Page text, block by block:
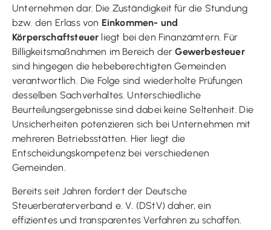
Unternehmen dar. Die Zuständigkeit für die Stundung
bzw. den Erlass von Einkommen- und
Körperschaftsteuer liegt bei den Finanzämtern. Für
Billigkeitsmaßnahmen im Bereich derGewerbesteuer
sind hingegen die hebeberechtigten Gemeinden
verantwortlich. Die Folge sind wiederholte Prüfungen
desselben Sachverhaltes. Unterschiedliche
Beurteilungsergebnisse sind dabei keine Seltenheit. Die
Unsicherheiten potenzieren sich bei Unternehmen mit
mehreren Betriebsstätten. Hier liegt die
Entscheidungskompetenz bei verschiedenen
Gemeinden.
Bereits seit Jahren fordert der Deutsche
Steuerberaterverband e. V. (DStV) daher, ein
effizientes und transparentes Verfahren zu schaffen.